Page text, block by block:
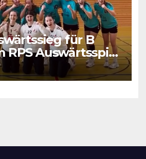
für B
RPS Auswärtsspiel